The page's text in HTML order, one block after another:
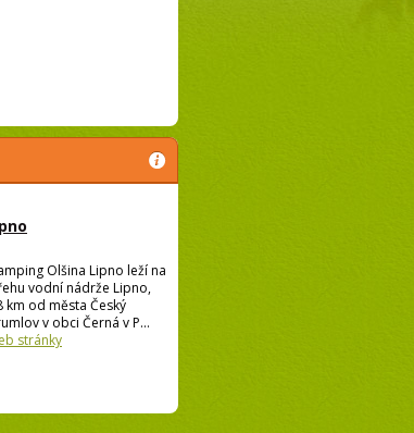
Olšina Lipno leží na
vodní nádrže Lipno,
km od města Český
v obci Černá v P...
stránky